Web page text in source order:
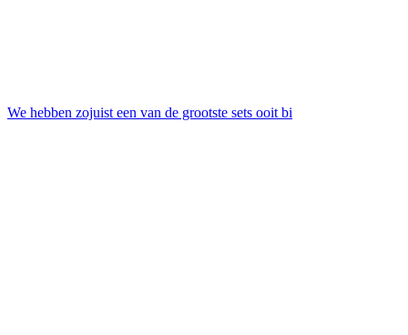
We hebben zojuist een van de grootste sets ooit bi